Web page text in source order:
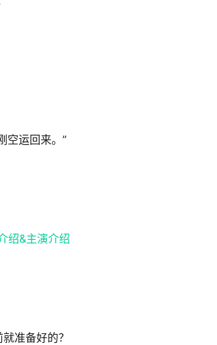
空运回来。”
准备好的？